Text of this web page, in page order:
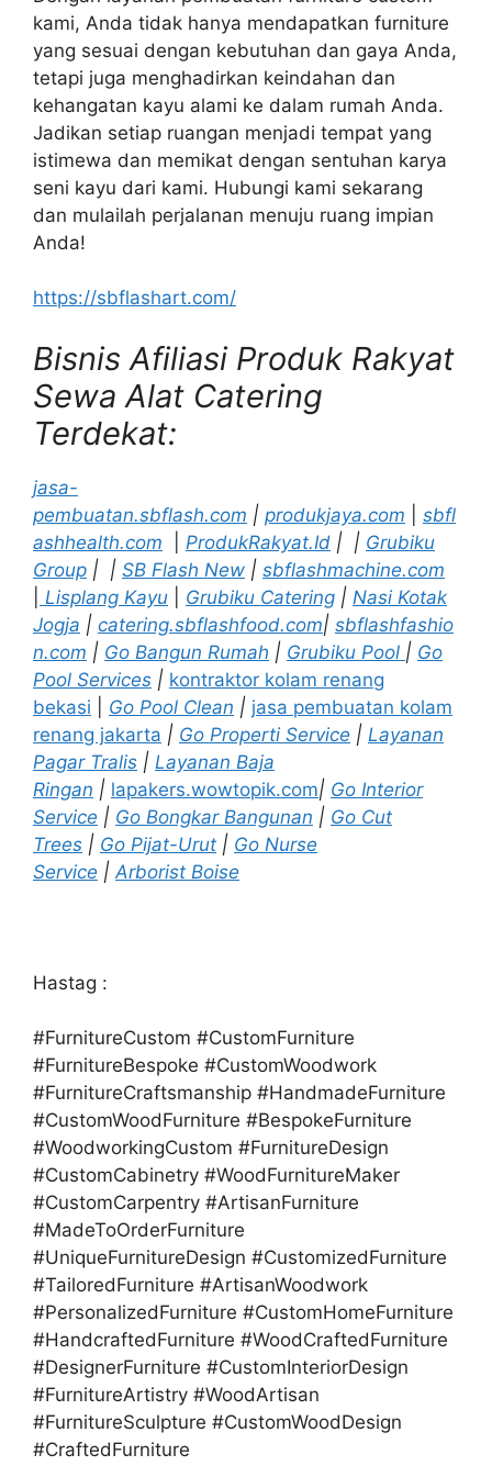
kami, Anda tidak hanya mendapatkan furniture
yang sesuai dengan kebutuhan dan gaya Anda,
tetapi juga menghadirkan keindahan dan
kehangatan kayu alami ke dalam rumah Anda.
Jadikan setiap ruangan menjadi tempat yang
istimewa dan memikat dengan sentuhan karya
seni kayu dari kami. Hubungi kami sekarang
dan mulailah perjalanan menuju ruang impian
Anda!
https://sbflashart.com/
Bisnis Afiliasi Produk Rakyat
Sewa Alat Catering
Terdekat:
jasa-
pembuatan.sbflash.com | produkjaya.com
sbfl
ashhealth.com
ProdukRakyat.Id | | Grubiku
Group | | SB Flash New | sbflashmachine.com
Lisplang Kayu Grubiku Catering | Nasi Kotak
Jogja | catering.sbflashfood.com| sbflashfashio
n.com | Go Bangun Rumah | Grubiku Pool | Go
Pool Services | kontraktor kolam renang
bekasi
Go Pool Clean | jasa pembuatan kolam
renang jakarta | Go Properti Service | Layanan
Pagar Tralis | Layanan Baja
Ringan | lapakers.wowtopik.com| Go Interior
Service | Go Bongkar Bangunan | Go Cut
Trees | Go Pijat-Urut | Go Nurse
Service | Arborist Boise
Hastag :
#FurnitureCustom #CustomFurniture
#FurnitureBespoke #CustomWoodwork
#FurnitureCraftsmanship #HandmadeFurniture
#CustomWoodFurniture #BespokeFurniture
#WoodworkingCustom #FurnitureDesign
#CustomCabinetry #WoodFurnitureMaker
#CustomCarpentry #ArtisanFurniture
#MadeToOrderFurniture
#UniqueFurnitureDesign #CustomizedFurniture
#TailoredFurniture #ArtisanWoodwork
#PersonalizedFurniture #CustomHomeFurniture
#HandcraftedFurniture #WoodCraftedFurniture
#DesignerFurniture #CustomInteriorDesign
#FurnitureArtistry #WoodArtisan
#FurnitureSculpture #CustomWoodDesign
#CraftedFurniture